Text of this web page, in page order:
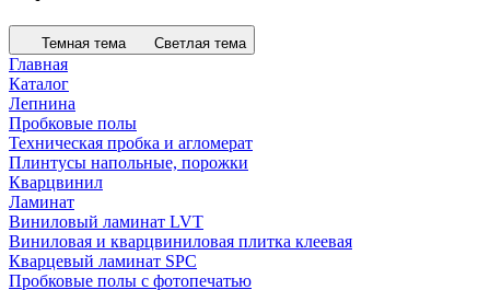
Темная тема Светлая тема
Главная
Каталог
Лепнина
Пробковые полы
Техническая пробка и агломерат
Плинтусы напольные, порожки
Кварцвинил
Ламинат
Виниловый ламинат LVT
Виниловая и кварцвиниловая плитка клеевая
Кварцевый ламинат SPC
Пробковые полы с фотопечатью